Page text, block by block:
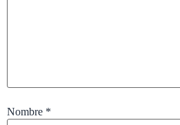
Nombre *